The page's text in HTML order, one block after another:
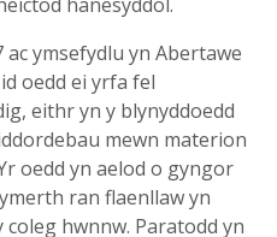
ymsefydlu yn Abertawe
oedd ei yrfa fel
eithr yn y blynyddoedd
mewn materion
oedd yn aelod o gyngor
ran flaenllaw yn
hwnnw. Paratodd yn